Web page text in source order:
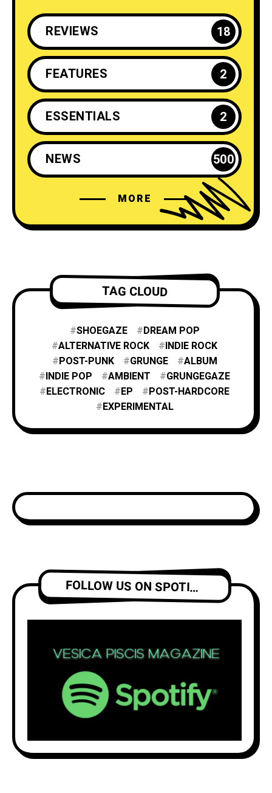
REVIEWS 18
FEATURES 2
ESSENTIALS 2
NEWS 500
MORE
TAG CLOUD
SHOEGAZE
DREAM POP
ALTERNATIVE ROCK
INDIE ROCK
POST-PUNK
GRUNGE
ALBUM
INDIE POP
AMBIENT
GRUNGEGAZE
ELECTRONIC
EP
POST-HARDCORE
EXPERIMENTAL
FOLLOW US ON SPOTIFY